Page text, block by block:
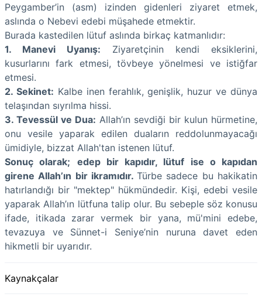
Peygamber’in (asm) izinden gidenleri ziyaret etmek,
aslında o Nebevi edebi müşahede etmektir.
Burada kastedilen lütuf aslında birkaç katmanlıdır:
1. Manevi Uyanış: Ziyaretçinin kendi eksiklerini,
kusurlarını fark etmesi, tövbeye yönelmesi ve istiğfar
etmesi.
2. Sekinet: Kalbe inen ferahlık, genişlik, huzur ve dünya
telaşından sıyrılma hissi.
3. Tevessül ve Dua: Allah’ın sevdiği bir kulun hürmetine,
onu vesile yaparak edilen duaların reddolunmayacağı
ümidiyle, bizzat Allah'tan istenen lütuf.
Sonuç olarak;
edep bir kapıdır, lütuf ise o kapıdan
girene Allah’ın bir ikramıdır.Türbe sadece bu hakikatin
hatırlandığı bir "mektep" hükmündedir. Kişi, edebi vesile
yaparak Allah’ın lütfuna talip olur. Bu sebeple söz konusu
ifade, itikada zarar vermek bir yana, mü'mini edebe,
tevazuya ve Sünnet-i Seniye’nin nuruna davet eden
hikmetli bir uyarıdır.
Kaynakçalar